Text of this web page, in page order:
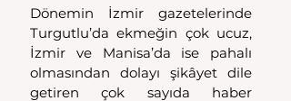
Dönemin İzmir gazetelerinde
Turgutlu’da ekmeğin çok ucuz,
İzmir ve Manisa’da ise pahalı
olmasından dolayı şikâyet dile
getiren çok sayıda haber